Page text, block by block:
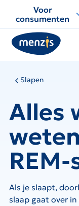
voor
snelle
navigatie
Voor
consumenten
Slapen
Alles
Als je slaapt,
slaap gaat over in